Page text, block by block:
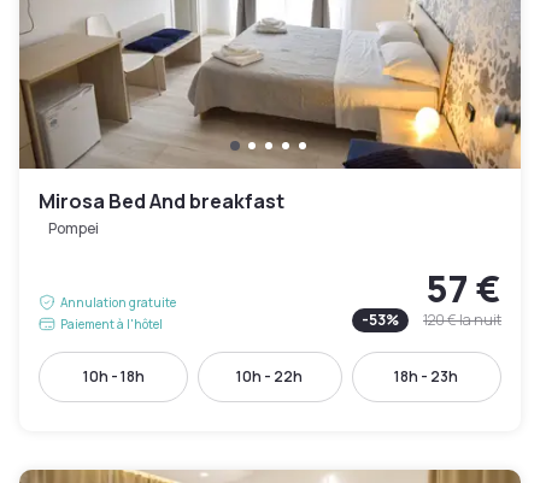
Mirosa Bed And breakfast
Pompei
Annulation gratuite
Paiement à l'hôtel
57 €
-53% 120 €la nuit
10h - 18h 10h - 22h 18h - 23h